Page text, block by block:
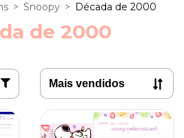
> Snoopy > Década de 2000
de 2000